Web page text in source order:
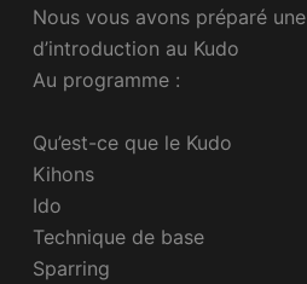
Nous vous avons préparé
d’introduction au Kudo
Au programme :
Qu’est-ce que le Kudo
Kihons
Ido
Technique de base
Sparring